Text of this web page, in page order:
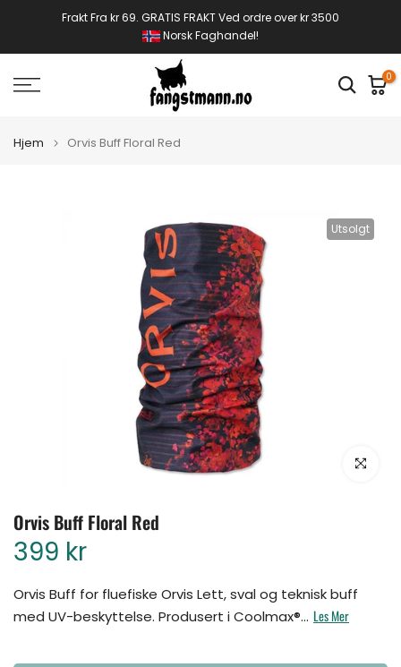
Frakt Fra kr 69. GRATIS FRAKT Ved ordre over kr 3500
Norsk Faghandel!
0
Hjem Orvis Buff Floral Red
Utsolgt
Klikk for å
Orvis Buff Floral Red
399 kr
Orvis Buff for fluefiske Orvis Lett, sval og teknisk buff
med UV-beskyttelse. Produsert i Coolmax®... Les Mer